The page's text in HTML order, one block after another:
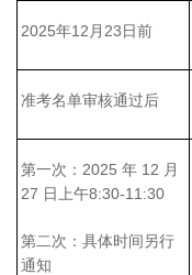
2025年12月23日前
准考名单审核通过后
第一次：2025 年 12 月
27 日上午8:30-11:30
第二次：具体时间另行
通知